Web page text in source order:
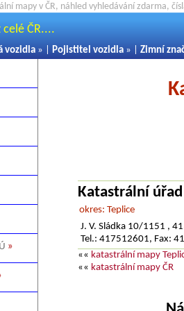
mapy v ČR, náhled vyhledávání zdarma,
celé ČR....
vozidla » | Pojistitel vozidla » | Zimní
»
Katastrální
okres: Teplice
J. V. Sládka 10/1151 ,
Tel.: 417512601, Fax:
«« katastrální mapy
«« katastrální mapy ČR